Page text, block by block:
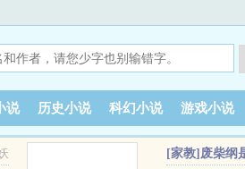
说 历史小说 科幻小说 游戏小说
[家教]废柴纲